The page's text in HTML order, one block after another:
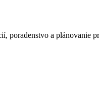
poradenstvo a plánovanie